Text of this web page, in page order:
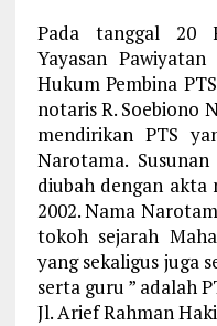
Pada tanggal 20
Yayasan
Hukum Pembina
notaris R. Soebiono
mendirikan PTS
Narotama.
diubah dengan akta
2002. Nama
tokoh sejarah
yang sekaligus juga
serta guru ” adalah
Jl. Arief Rahman